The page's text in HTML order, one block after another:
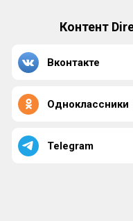
Контент
Вконтакте
Одноклассники
Telegram